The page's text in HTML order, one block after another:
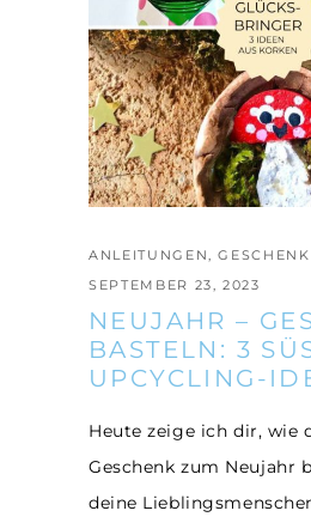
ANLEITUNGEN,
SEPTEMBER 23, 2023
NEUJAHR –
BASTELN: 3
PCYCLING-
Heute zeige ich dir, wie
Geschenk zum Neujahr
deine